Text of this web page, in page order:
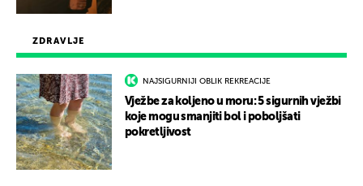
ZDRAVLJE
NAJSIGURNIJI OBLIK REKREACIJE
Vježbe za koljeno u moru: 5 sigurnih vježbi
koje mogu smanjiti bol i poboljšati
pokretljivost